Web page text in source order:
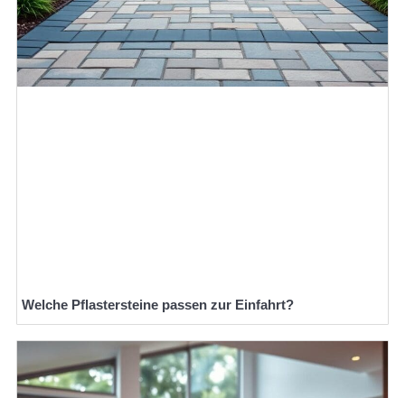
Welche Pflastersteine passen zur Einfahrt?